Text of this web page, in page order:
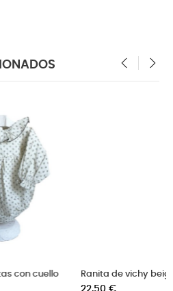
Pelele rayitas rosas
recién nacido